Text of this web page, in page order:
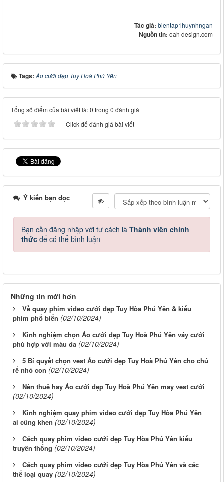
Tác giả: bientap1huynhngan
Nguồn tin: oah design.com
Tags:Áo cưới đẹp Tuy Hoà Phú Yên
Tổng số điểm của bài viết là: 0 trong 0 đánh giá
Click để đánh giá bài viết
Ý kiến bạn đọc
Bạn cần đăng nhập với tư cách là Thành viên chính
thức để có thể bình luận
Những tin mới hơn
Về quay phim video cưới đẹp Tuy Hòa Phú Yên & kiểu
phim phổ biến (02/10/2024)
Kinh nghiệm chọn Áo cưới đẹp Tuy Hoà Phú Yên váy cưới
phù hợp với màu da (02/10/2024)
5 Bí quyết chọn vest Áo cưới đẹp Tuy Hoà Phú Yên cho chú
rể nhỏ con (02/10/2024)
Nên thuê hay Áo cưới đẹp Tuy Hoà Phú Yên may vest cưới
(02/10/2024)
Kinh nghiệm quay phim video cưới đẹp Tuy Hòa Phú Yên
ai cũng khen (02/10/2024)
Cách quay phim video cưới đẹp Tuy Hòa Phú Yên kiểu
truyền thống (02/10/2024)
Cách quay phim video cưới đẹp Tuy Hòa Phú Yên và các
thể loại quay (02/10/2024)